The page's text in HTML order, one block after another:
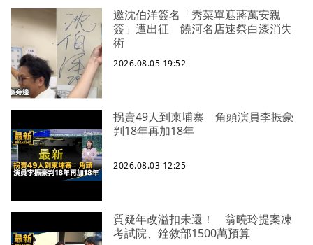
邀沈伯洋簽名「秀菜單遮蔣萬安親
簽」遭出征 饒河名店速祭白漆消失
術
2026.08.05 19:52
拐賣49人到柬埔寨 角頭演員李振豪
判18年再加18年
2026.08.03 12:25
質疑年改溢扣未還！ 翁曉玲提案凍
考試院、銓敘部1500萬預算